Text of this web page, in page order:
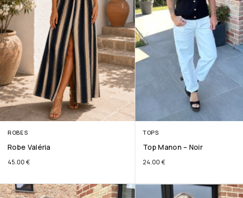
ROBES
Robe Valéria
45.00 €
TOPS
Top Manon – Noir
24.00 €